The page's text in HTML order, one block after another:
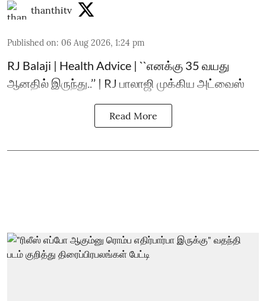
thanthitv
Published on: 06 Aug 2026, 1:24 pm
RJ Balaji | Health Advice | ``எனக்கு 35 வயது
ஆனதில் இருந்து..’’ | RJ பாலாஜி முக்கிய அட்வைஸ்
Read More